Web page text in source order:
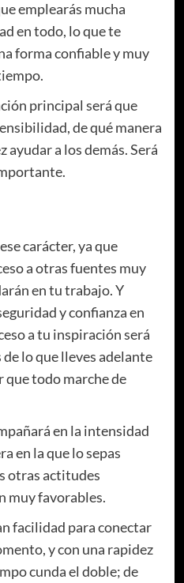
emplearás mucha
en todo, lo que te
forma confiable y muy
principal será que
de qué manera
ayudar a los demás. Será
carácter, ya que
a otras fuentes muy
en tu trabajo. Y
y confianza en
a tu inspiración será
lo que lleves adelante
todo marche de
en la intensidad
en la que lo sepas
otras actitudes
muy favorables.
facilidad para conectar
y con una rapidez
cunda el doble; de